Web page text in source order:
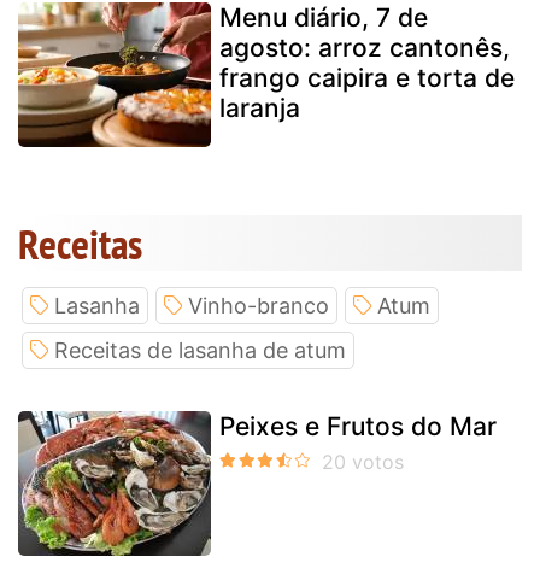
Menu diário, 7 de
agosto: arroz cantonês,
frango caipira e torta de
laranja
Receitas
Lasanha Vinho-branco
Atum
Receitas de lasanha de atum
Peixes e Frutos do Mar